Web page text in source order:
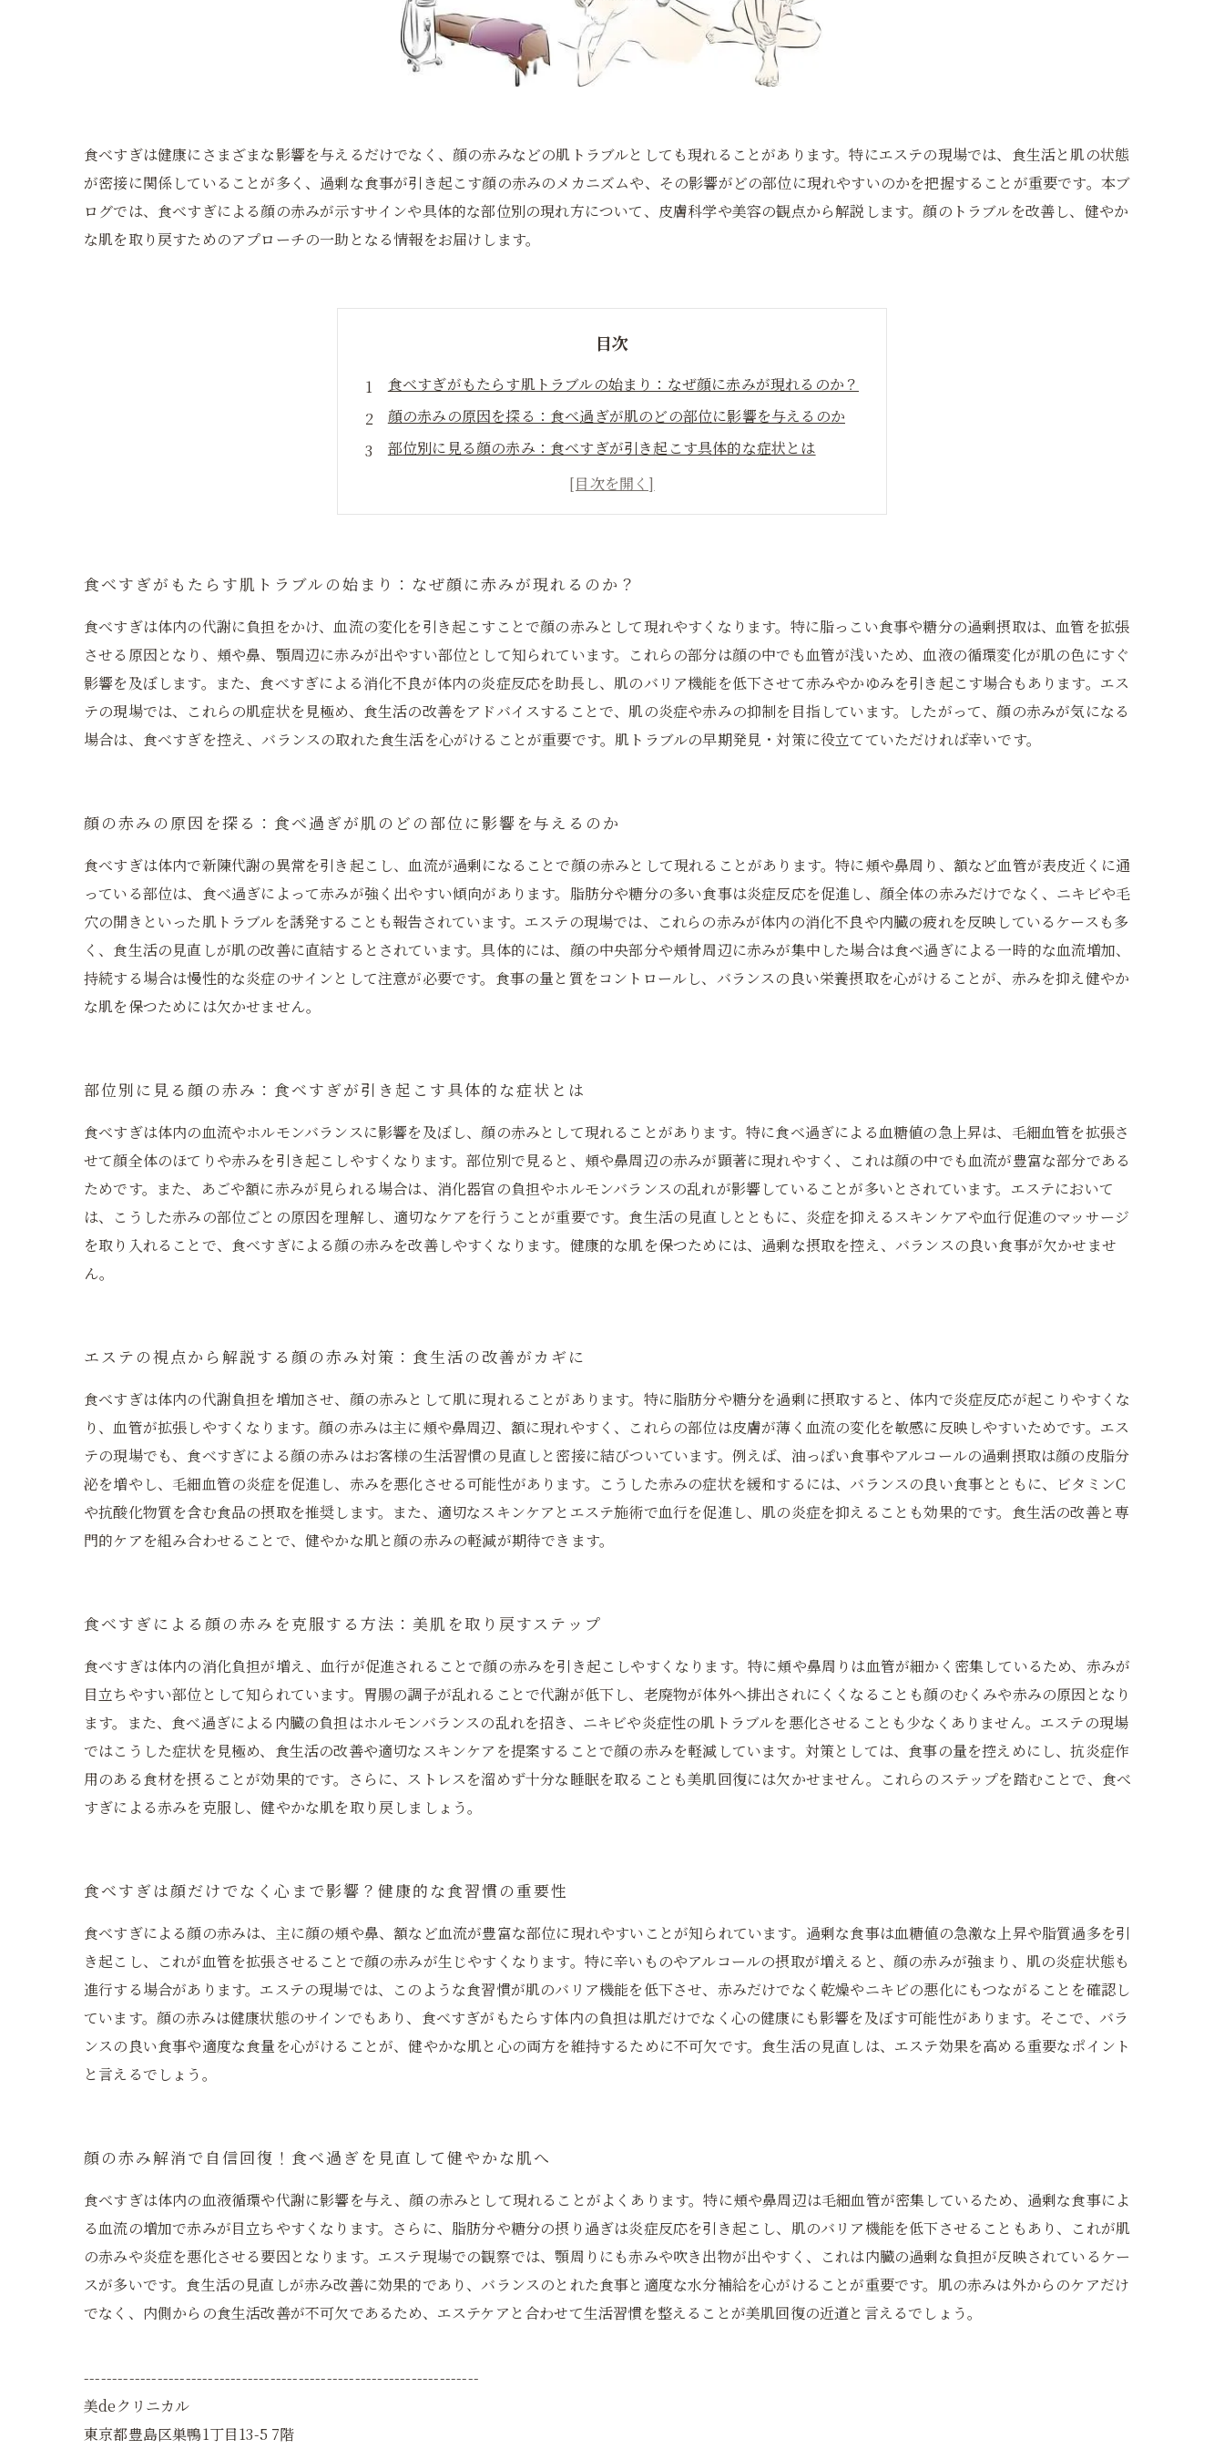
食べすぎは健康にさまざまな影響を与えるだけでなく、顔の赤みなどの肌トラブルとしても現れることがあります。特にエステの現場では、食生活と肌の状態
が密接に関係していることが多く、過剰な食事が引き起こす顔の赤みのメカニズムや、その影響がどの部位に現れやすいのかを把握することが重要です。本ブ
ログでは、食べすぎによる顔の赤みが示すサインや具体的な部位別の現れ方について、皮膚科学や美容の観点から解説します。顔のトラブルを改善し、健やか
な肌を取り戻すためのアプローチの一助となる情報をお届けします。
目次
食べすぎがもたらす肌トラブルの始まり：なぜ顔に赤みが現れるのか？
顔の赤みの原因を探る：食べ過ぎが肌のどの部位に影響を与えるのか
部位別に見る顔の赤み：食べすぎが引き起こす具体的な症状とは
エステの視点から解説する顔の赤み対策：食生活の改善がカギに
食べすぎによる顔の赤みを克服する方法：美肌を取り戻すステップ
顔の赤み解消で自信回復！食べ過ぎを見直して健やかな肌へ
食べすぎがもたらす肌トラブルの始まり：なぜ顔に赤みが現れるのか？
食べすぎは体内の代謝に負担をかけ、血流の変化を引き起こすことで顔の赤みとして現れやすくなります。特に脂っこい食事や糖分の過剰摂取は、血管を拡張
させる原因となり、頬や鼻、顎周辺に赤みが出やすい部位として知られています。これらの部分は顔の中でも血管が浅いため、血液の循環変化が肌の色にすぐ
影響を及ぼします。また、食べすぎによる消化不良が体内の炎症反応を助長し、肌のバリア機能を低下させて赤みやかゆみを引き起こす場合もあります。エス
テの現場では、これらの肌症状を見極め、食生活の改善をアドバイスすることで、肌の炎症や赤みの抑制を目指しています。したがって、顔の赤みが気になる
場合は、食べすぎを控え、バランスの取れた食生活を心がけることが重要です。肌トラブルの早期発見・対策に役立てていただければ幸いです。
顔の赤みの原因を探る：食べ過ぎが肌のどの部位に影響を与えるのか
食べすぎは体内で新陳代謝の異常を引き起こし、血流が過剰になることで顔の赤みとして現れることがあります。特に頬や鼻周り、額など血管が表皮近くに通
っている部位は、食べ過ぎによって赤みが強く出やすい傾向があります。脂肪分や糖分の多い食事は炎症反応を促進し、顔全体の赤みだけでなく、ニキビや毛
穴の開きといった肌トラブルを誘発することも報告されています。エステの現場では、これらの赤みが体内の消化不良や内臓の疲れを反映しているケースも多
く、食生活の見直しが肌の改善に直結するとされています。具体的には、顔の中央部分や頬骨周辺に赤みが集中した場合は食べ過ぎによる一時的な血流増加、
持続する場合は慢性的な炎症のサインとして注意が必要です。食事の量と質をコントロールし、バランスの良い栄養摂取を心がけることが、赤みを抑え健やか
な肌を保つためには欠かせません。
部位別に見る顔の赤み：食べすぎが引き起こす具体的な症状とは
食べすぎは体内の血流やホルモンバランスに影響を及ぼし、顔の赤みとして現れることがあります。特に食べ過ぎによる血糖値の急上昇は、毛細血管を拡張さ
せて顔全体のほてりや赤みを引き起こしやすくなります。部位別で見ると、頬や鼻周辺の赤みが顕著に現れやすく、これは顔の中でも血流が豊富な部分である
ためです。また、あごや額に赤みが見られる場合は、消化器官の負担やホルモンバランスの乱れが影響していることが多いとされています。エステにおいて
は、こうした赤みの部位ごとの原因を理解し、適切なケアを行うことが重要です。食生活の見直しとともに、炎症を抑えるスキンケアや血行促進のマッサージ
を取り入れることで、食べすぎによる顔の赤みを改善しやすくなります。健康的な肌を保つためには、過剰な摂取を控え、バランスの良い食事が欠かせませ
ん。
エステの視点から解説する顔の赤み対策：食生活の改善がカギに
食べすぎは体内の代謝負担を増加させ、顔の赤みとして肌に現れることがあります。特に脂肪分や糖分を過剰に摂取すると、体内で炎症反応が起こりやすくな
り、血管が拡張しやすくなります。顔の赤みは主に頬や鼻周辺、額に現れやすく、これらの部位は皮膚が薄く血流の変化を敏感に反映しやすいためです。エス
テの現場でも、食べすぎによる顔の赤みはお客様の生活習慣の見直しと密接に結びついています。例えば、油っぽい食事やアルコールの過剰摂取は顔の皮脂分
泌を増やし、毛細血管の炎症を促進し、赤みを悪化させる可能性があります。こうした赤みの症状を緩和するには、バランスの良い食事とともに、ビタミンC
や抗酸化物質を含む食品の摂取を推奨します。また、適切なスキンケアとエステ施術で血行を促進し、肌の炎症を抑えることも効果的です。食生活の改善と専
門的ケアを組み合わせることで、健やかな肌と顔の赤みの軽減が期待できます。
食べすぎによる顔の赤みを克服する方法：美肌を取り戻すステップ
食べすぎは体内の消化負担が増え、血行が促進されることで顔の赤みを引き起こしやすくなります。特に頬や鼻周りは血管が細かく密集しているため、赤みが
目立ちやすい部位として知られています。胃腸の調子が乱れることで代謝が低下し、老廃物が体外へ排出されにくくなることも顔のむくみや赤みの原因となり
ます。また、食べ過ぎによる内臓の負担はホルモンバランスの乱れを招き、ニキビや炎症性の肌トラブルを悪化させることも少なくありません。エステの現場
ではこうした症状を見極め、食生活の改善や適切なスキンケアを提案することで顔の赤みを軽減しています。対策としては、食事の量を控えめにし、抗炎症作
用のある食材を摂ることが効果的です。さらに、ストレスを溜めず十分な睡眠を取ることも美肌回復には欠かせません。これらのステップを踏むことで、食べ
すぎによる赤みを克服し、健やかな肌を取り戻しましょう。
食べすぎは顔だけでなく心まで影響？健康的な食習慣の重要性
食べすぎによる顔の赤みは、主に顔の頬や鼻、額など血流が豊富な部位に現れやすいことが知られています。過剰な食事は血糖値の急激な上昇や脂質過多を引
き起こし、これが血管を拡張させることで顔の赤みが生じやすくなります。特に辛いものやアルコールの摂取が増えると、顔の赤みが強まり、肌の炎症状態も
進行する場合があります。エステの現場では、このような食習慣が肌のバリア機能を低下させ、赤みだけでなく乾燥やニキビの悪化にもつながることを確認し
ています。顔の赤みは健康状態のサインでもあり、食べすぎがもたらす体内の負担は肌だけでなく心の健康にも影響を及ぼす可能性があります。そこで、バラ
ンスの良い食事や適度な食量を心がけることが、健やかな肌と心の両方を維持するために不可欠です。食生活の見直しは、エステ効果を高める重要なポイント
と言えるでしょう。
顔の赤み解消で自信回復！食べ過ぎを見直して健やかな肌へ
食べすぎは体内の血液循環や代謝に影響を与え、顔の赤みとして現れることがよくあります。特に頬や鼻周辺は毛細血管が密集しているため、過剰な食事によ
る血流の増加で赤みが目立ちやすくなります。さらに、脂肪分や糖分の摂り過ぎは炎症反応を引き起こし、肌のバリア機能を低下させることもあり、これが肌
の赤みや炎症を悪化させる要因となります。エステ現場での観察では、顎周りにも赤みや吹き出物が出やすく、これは内臓の過剰な負担が反映されているケー
スが多いです。食生活の見直しが赤み改善に効果的であり、バランスのとれた食事と適度な水分補給を心がけることが重要です。肌の赤みは外からのケアだけ
でなく、内側からの食生活改善が不可欠であるため、エステケアと合わせて生活習慣を整えることが美肌回復の近道と言えるでしょう。
----------------------------------------------------------------------
美deクリニカル
東京都豊島区巣鴨1丁目13-5 7階